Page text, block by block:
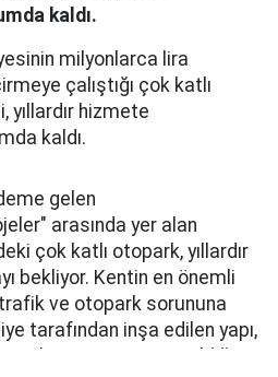
kaldı.
milyonlarca lira
çalıştığı çok katlı
yıllardır hizmete
kaldı.
gelen
arasında yer alan
çok katlı otopark, yıllardır
bekliyor. Kentin en önemli
ve otopark sorununa
tarafından inşa edilen yapı,
açılma aşamasına geldiği